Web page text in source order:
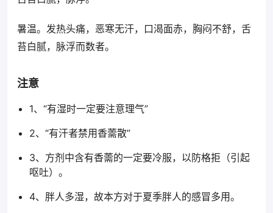
暑温。发热头痛，恶寒无汗，口渴面赤，胸闷不舒，舌
苔白腻，脉浮而数者。
注意
1、“有湿时一定要注意理气”
2、“有汗者禁用香薷散”
3、方剂中含有香薷的一定要冷服，以防格拒（引起
呕吐）。
4、胖人多湿，故本方对于夏季胖人的感冒多用。